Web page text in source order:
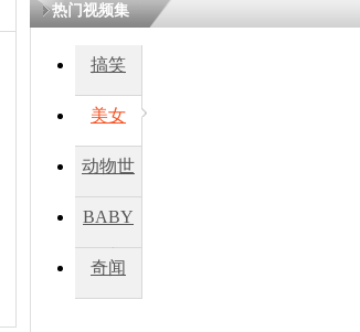
瘑灞€
热门视频集
搞笑
美女
动物世
BABY
秀
奇闻